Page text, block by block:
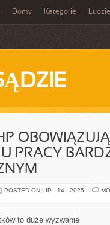
Domy Kategorie Ludzie
PRACY
POSTED ON LIP - 14 - 2025
to duże wyzwanie